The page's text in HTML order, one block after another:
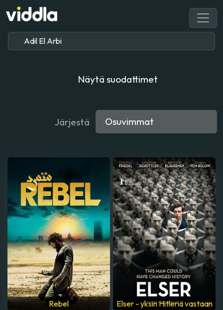
Näytä suodattimet
Järjestä
Rebel Elser - yksin Hitleriä vastaan